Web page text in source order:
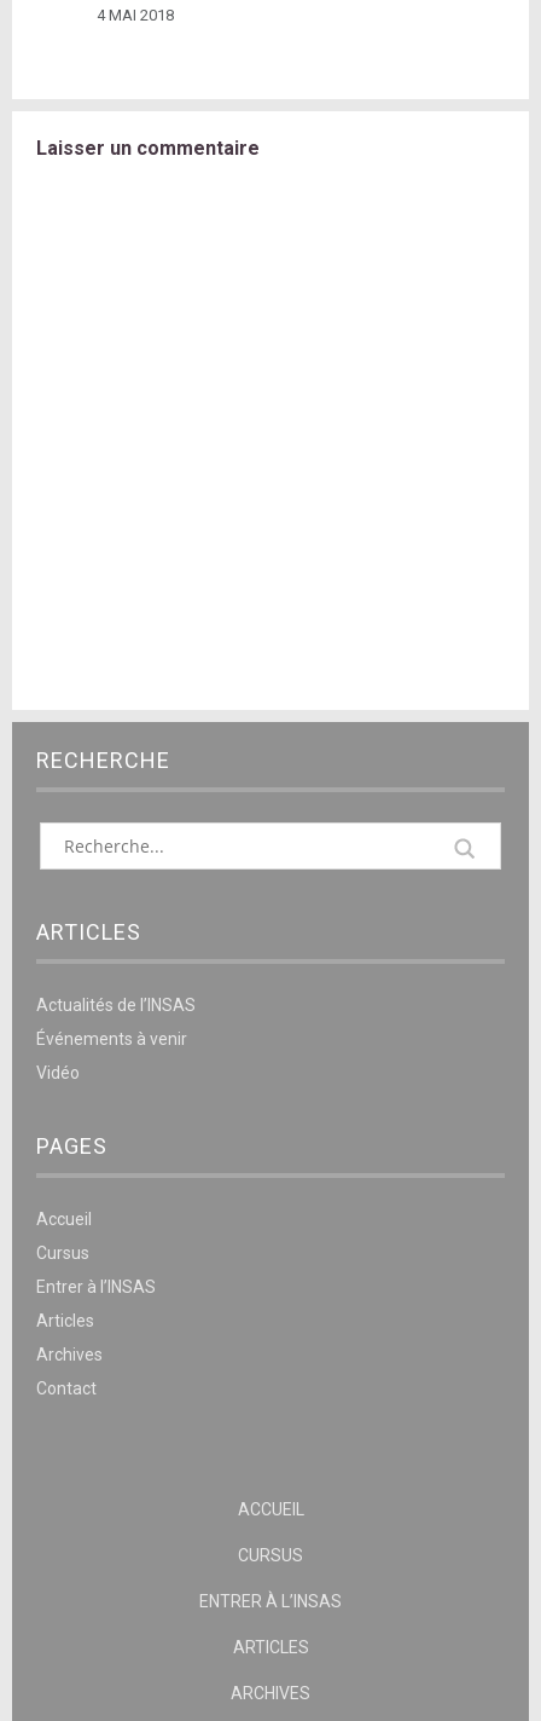
4 MAI 2018
Laisser un commentaire
RECHERCHE
ARTICLES
Actualités de l’INSAS
Événements à venir
Vidéo
PAGES
Accueil
Cursus
Entrer à l’INSAS
Articles
Archives
Contact
ACCUEIL
CURSUS
ENTRER À L’INSAS
ARTICLES
ARCHIVES